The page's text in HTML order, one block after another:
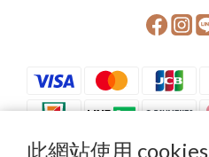
此網站使用 cookies